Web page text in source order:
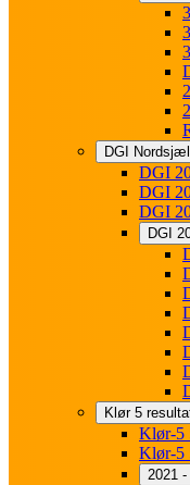
DGI
DGI
DGI
DGI
DGI
Klør 5
Klør-5
Klør-5
2021 -